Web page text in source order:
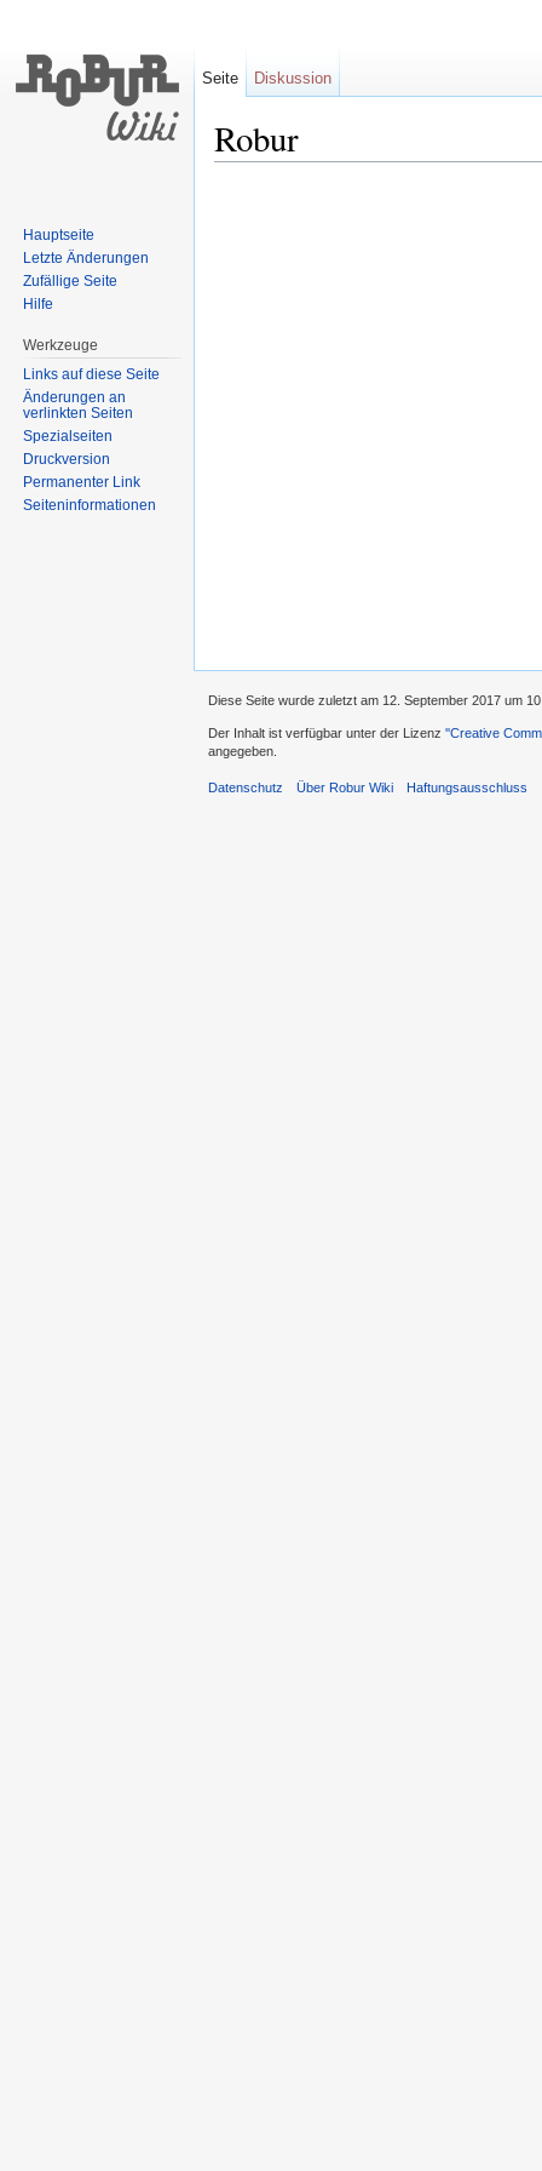
Robur
Seite Diskussion
Hauptseite
Letzte Änderungen
Zufällige Seite
Hilfe
Werkzeuge
Links auf diese Seite
Änderungen an
verlinkten Seiten
Spezialseiten
Druckversion
Permanenter Link
Seiten­informationen
Diese Seite wurde zuletzt am 12. September 2017 um
Der Inhalt ist verfügbar unter der Lizenz ''Creative
angegeben.
Datenschutz Über Robur Wiki Haftungsausschluss